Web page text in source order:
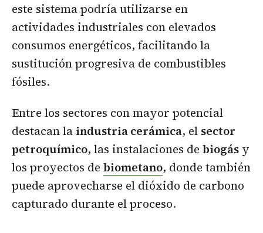
este sistema podría utilizarse en
actividades industriales con elevados
consumos energéticos, facilitando la
sustitución progresiva de combustibles
fósiles.
Entre los sectores con mayor potencial
destacan la industria cerámica, el sector
petroquímico, las instalaciones de biogás y
los proyectos de biometano, donde también
puede aprovecharse el dióxido de carbono
capturado durante el proceso.